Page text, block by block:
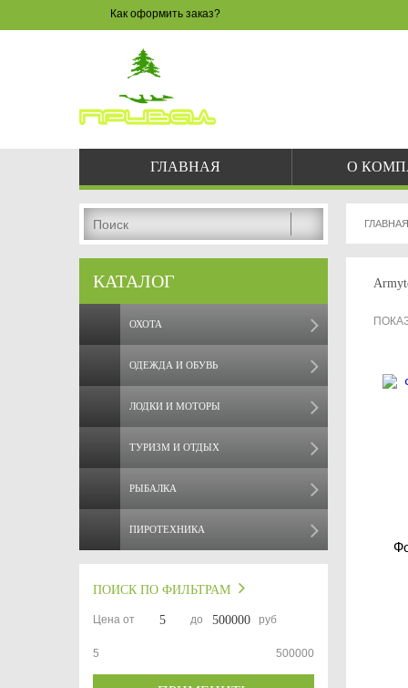
Как оформить заказ?
ГЛАВНАЯ О
КАТАЛОГ
ОХОТА
ОДЕЖДА И ОБУВЬ
ЛОДКИ И МОТОРЫ
ТУРИЗМ И ОТДЫХ
РЫБАЛКА
ПИРОТЕХНИКА
ПОИСК ПО ФИЛЬТРАМ
Цена от до руб
5 500000
ГЛАВНАЯ